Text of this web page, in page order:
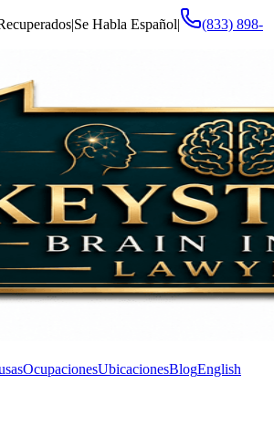
|Se Habla Español|
(833) 898-
OcupacionesUbicacionesBlogEnglish